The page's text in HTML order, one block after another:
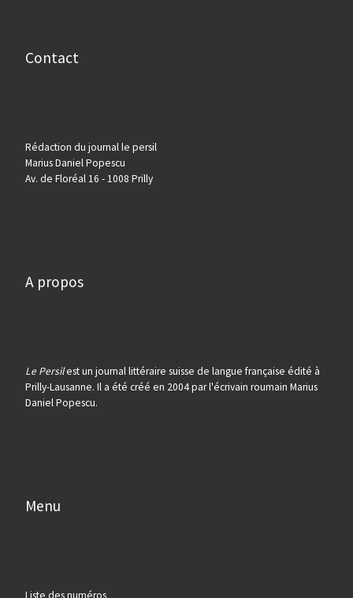
Contact
Rédaction du journal le persil
Marius Daniel Popescu
Av. de Floréal 16 - 1008 Prilly
A propos
Le Persilest un journal littéraire suisse de langue française édité à
Prilly-Lausanne. Il a été créé en 2004 par l'écrivain roumain Marius
Daniel Popescu.
Menu